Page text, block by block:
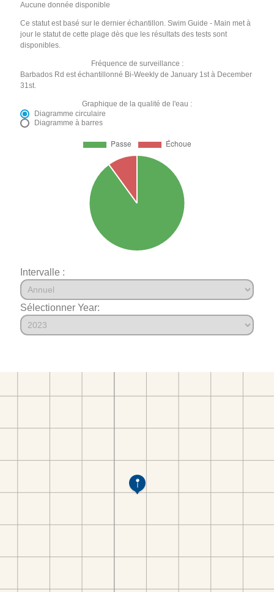
Aucune donnée disponible
Ce statut est basé sur le dernier échantillon. Swim Guide - Main met à
jour le statut de cette plage dès que les résultats des tests sont
disponibles.
Fréquence de surveillance :
Barbados Rd est échantillonné Bi-Weekly de January 1st à December
31st.
Graphique de la qualité de l'eau :
Diagramme circulaire
Diagramme à barres
Intervalle :
Sélectionner Year: